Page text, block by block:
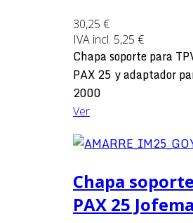
30,25 €
IVA incl. 5,25 €
Chapa soporte para
PAX 25 y adaptador
2000
Ver
Chapa
PAX 25